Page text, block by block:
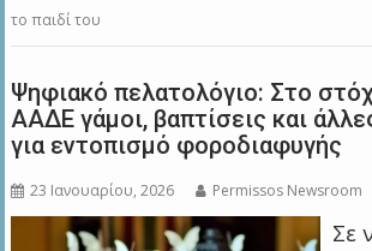
το παιδί του
Ψηφιακό πελατολόγιο: Στο
ΑΑΔΕ γάμοι, βαπτίσεις και
για εντοπισμό φοροδιαφυγής
23 Ιανουαρίου, 2026 Permissos Newsroom
Σε